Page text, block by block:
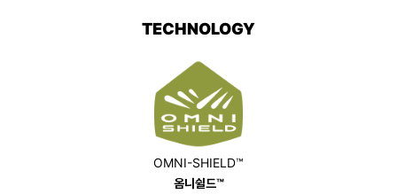
TECHNOLOGY
OMNI-SHIELD™
옴니쉴드™